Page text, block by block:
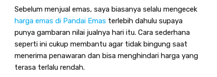
Sebelum menjual emas, saya biasanya selalu mengecek
harga emas di Pandai Emas terlebih dahulu supaya
punya gambaran nilai jualnya hari itu. Cara sederhana
seperti ini cukup membantu agar tidak bingung saat
menerima penawaran dan bisa menghindari harga yang
terasa terlalu rendah.